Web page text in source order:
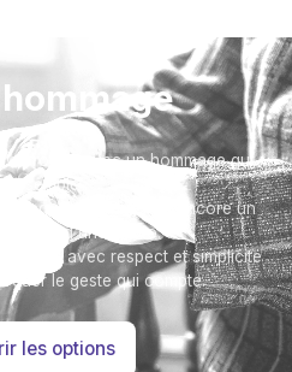
hommage
proche avec un hommage qui
:
plaque, un arbre, ou encore un
d'une photo.
avec respect et simplicité
le geste qui compte.
les options